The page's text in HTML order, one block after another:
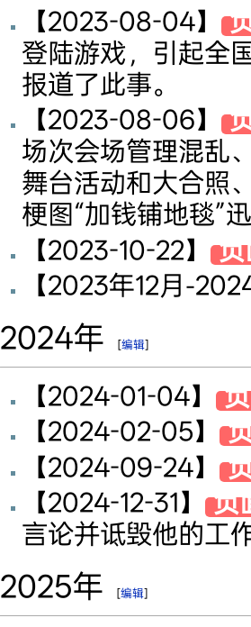
【2023-08-04】
登陆游戏，引起全
报道了此事。
【2023-08-06】
场次会场管理混乱
舞台活动和大合照
梗图“加钱铺地毯”
【2023-10-22】 负
【2023年12月-
2024年 [编辑]
【2024-01-04】
【2024-02-05】
【2024-09-24】
【2024-12-31】 负
言论并诋毁他的工
2025年 [编辑]